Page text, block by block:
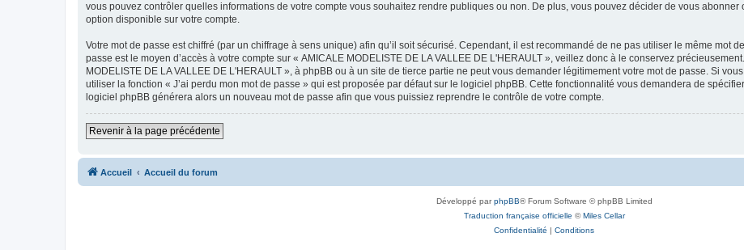
vous pouvez contrôler quelles informations de votre compte vous souhaitez rendre publiques ou non. De plus, vous pouvez décider de vous
option disponible sur votre compte.
Votre mot de passe est chiffré (par un chiffrage à sens unique) afin qu’il soit sécurisé. Cependant, il est recommandé de ne pas utiliser le même mot
passe est le moyen d’accès à votre compte sur « AMICALE MODELISTE DE LA VALLEE DE L'HERAULT », veillez donc à le conservez
MODELISTE DE LA VALLEE DE L'HERAULT », à phpBB ou à un site de tierce partie ne peut vous demander légitimement votre mot de passe. Si
utiliser la fonction « J’ai perdu mon mot de passe » qui est proposée par défaut sur le logiciel phpBB. Cette fonctionnalité vous demandera de
logiciel phpBB générera alors un nouveau mot de passe afin que vous puissiez reprendre le contrôle de votre compte.
Revenir à la page précédente
Accueil Accueil du forum
Développé parphpBB® Forum Software © phpBB Limited
Traduction française officielle ©Miles Cellar
Confidentialité | Conditions